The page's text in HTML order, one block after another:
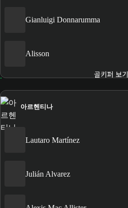
Gianluigi Donnarumma
Alisson
골키퍼 보기
아르헨티나
Lautaro Martínez
Julián Alvarez